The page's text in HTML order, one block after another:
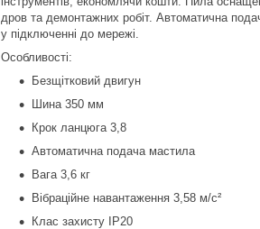
дров та демонтажних робіт. Автоматична
у підключенні до мережі.
Особливості:
Безщітковий двигун
Шина 350 мм
Крок ланцюга 3,8
Автоматична подача мастила
Вага 3,6 кг
Вібраційне навантаження 3,58 м/с²
Клас захисту IP20